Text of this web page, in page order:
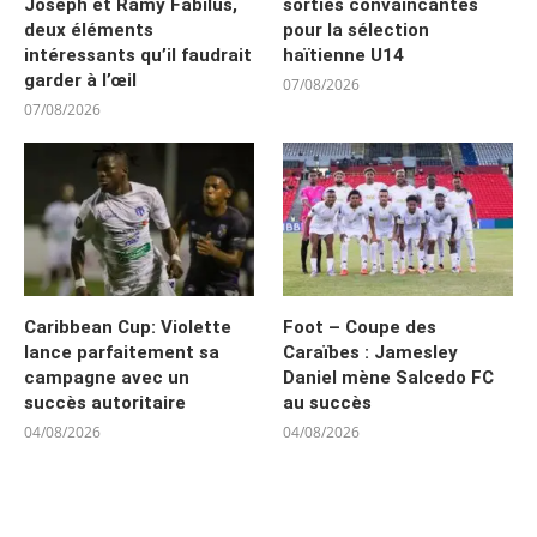
Joseph et Ramy Fabilus,
deux éléments
intéressants qu’il faudrait
garder à l’œil
07/08/2026
sorties convaincantes
pour la sélection
haïtienne U14
07/08/2026
Caribbean Cup: Violette
lance parfaitement sa
campagne avec un
succès autoritaire
04/08/2026
Foot – Coupe des
Caraïbes : Jamesley
Daniel mène Salcedo FC
au succès
04/08/2026